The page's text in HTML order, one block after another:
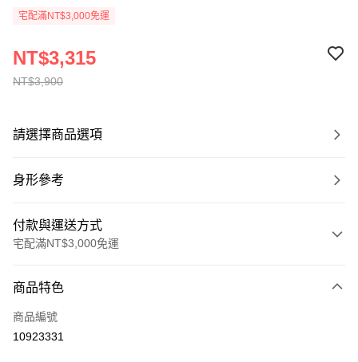
宅配滿NT$3,000免運
NT$3,900
NT$3,315
請選擇商品選項
身形參考
付款與運送方式
宅配滿NT$3,000免運
信用卡一次付款
信用卡分期付款
商品特色
商品編號
10923331